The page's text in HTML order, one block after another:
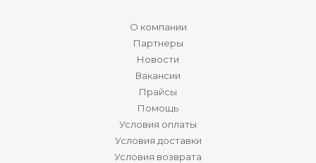
О компании
Партнеры
Новости
Вакансии
Прайсы
Помощь
Условия оплаты
Условия доставки
Условия возврата